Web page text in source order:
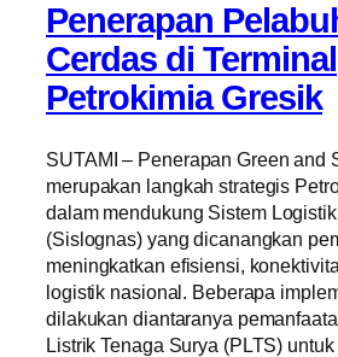
Penerapan
Cerdas di Terminal
Petrokimia Gresik
SUTAMI – Penerapan Green and
merupakan langkah strategis
dalam mendukung Sistem
(Sislognas) yang dicanangkan
meningkatkan efisiensi,
logistik nasional. Beberapa
dilakukan diantaranya
Listrik Tenaga Surya (PLTS)